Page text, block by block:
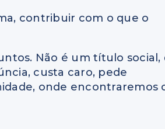
contribuir com o que o
Não é um título social,
custa caro, pede
onde encontraremos